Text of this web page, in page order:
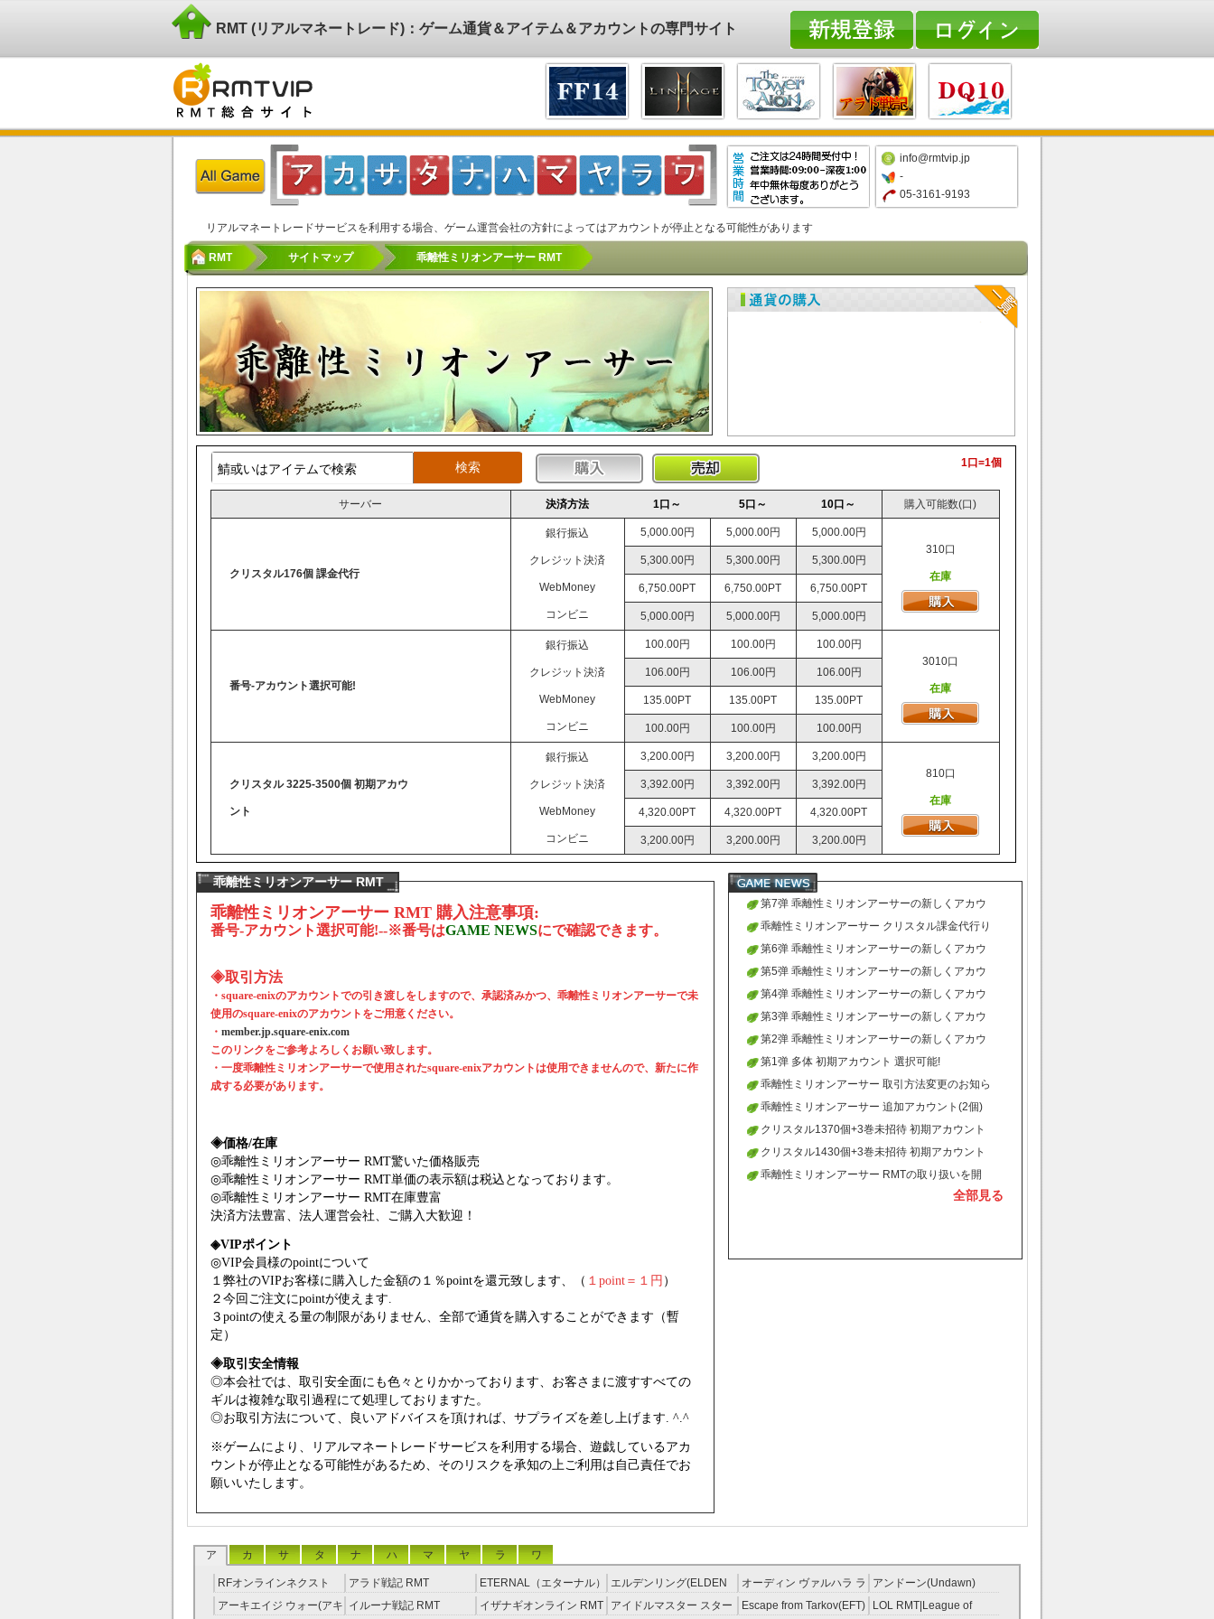
RMT (リアルマネートレード)：ゲーム通貨＆アイテム＆アカウントの専門サイト
info@rmtvip.jp
-
05-3161-9193
リアルマネートレードサービスを利用する場合、ゲーム運営会社の方針によってはアカウントが停止となる可能性があります
RMT サイトマップ 乖離性ミリオンアーサー RMT
1口=1個
サーバー 決済方法 1口～ 5口～ 10口～ 購入可能数(口)
クリスタル176個 課金代行
銀行振込
クレジット決済
WebMoney
コンビニ
5,000.00円 5,000.00円
5,000.00円
310口
在庫
5,300.00円 5,300.00円 5,300.00円
6,750.00PT 6,750.00PT 6,750.00PT
5,000.00円 5,000.00円 5,000.00円
番号-アカウント選択可能!
銀行振込
クレジット決済
WebMoney
コンビニ
100.00円 100.00円
100.00円
3010口
在庫
106.00円 106.00円 106.00円
135.00PT 135.00PT 135.00PT
100.00円 100.00円 100.00円
クリスタル 3225-3500個 初期アカウ
ント
銀行振込
クレジット決済
WebMoney
コンビニ
3,200.00円 3,200.00円
3,200.00円
810口
在庫
3,392.00円 3,392.00円 3,392.00円
4,320.00PT 4,320.00PT 4,320.00PT
3,200.00円 3,200.00円 3,200.00円
乖離性ミリオンアーサー RMT
乖離性ミリオンアーサー RMT 購入注意事項:
番号-アカウント選択可能!--※番号はGAME NEWSにで確認できます。
◈取引方法
・square-enixのアカウントでの引き渡しをしますので、承認済みかつ、乖離性ミリオンアーサーで未
使用のsquare-enixのアカウントをご用意ください。
・ member.jp.square-enix.com
このリンクをご参考よろしくお願い致します。
・一度乖離性ミリオンアーサーで使用されたsquare-enixアカウントは使用できませんので、新たに作
成する必要があります。
◈価格/在庫
◎乖離性ミリオンアーサー RMT驚いた価格販売
◎乖離性ミリオンアーサー RMT単価の表示額は税込となっております。
◎乖離性ミリオンアーサー RMT在庫豊富
決済方法豊富、法人運営会社、ご購入大歓迎！
◈VIPポイント
◎VIP会員様のpointについて
１弊社のVIPお客様に購入した金額の１％pointを還元致します、（ １point＝１円 ）
２今回ご注文にpointが使えます.
３pointの使える量の制限がありません、全部で通貨を購入することができます（暫
定）
◈取引安全情報
◎本会社では、取引安全面にも色々とりかかっております、お客さまに渡すすべての
ギルは複雑な取引過程にて処理しておりますた。
◎お取引方法について、良いアドバイスを頂ければ、サプライズを差し上げます. ^.^
※ゲームにより、リアルマネートレードサービスを利用する場合、遊戯しているアカ
ウントが停止となる可能性があるため、そのリスクを承知の上ご利用は自己責任でお
願いいたします。
第7弹 乖離性ミリオンアーサーの新しくアカウ
ント入荷が入り、販売始まりました。
乖離性ミリオンアーサー クリスタル課金代行り
扱いを開始致しました
第6弹 乖離性ミリオンアーサーの新しくアカウ
ント入荷が入り、販売始まりました。
第5弹 乖離性ミリオンアーサーの新しくアカウ
ント入荷が入り、販売始まりました。
第4弹 乖離性ミリオンアーサーの新しくアカウ
ント入荷が入り、販売始まりました。
第3弹 乖離性ミリオンアーサーの新しくアカウ
ント入荷が入り、販売始まりました。
第2弹 乖離性ミリオンアーサーの新しくアカウ
ント入荷が入り、販売始まりました。
第1弹 多体 初期アカウント 選択可能!
乖離性ミリオンアーサー 取引方法変更のお知ら
せ
乖離性ミリオンアーサー 追加アカウント(2個)
クリスタル1370個+3巻未招待 初期アカウント
クリスタル1430個+3巻未招待 初期アカウント
乖離性ミリオンアーサー RMTの取り扱いを開
全部見る
ア カ サ タ ナ ハ マ ヤ ラ ワ
RFオンラインネクスト
RMT
アラド戦記 RMT
ETERNAL（エターナル）
RMT
エルデンリング(ELDEN
RING) RMT
オーディン ヴァルハラ ラ
イジング RMT
アンドーン(Undawn)
RMT
アーキエイジ ウォー(アキ イルーナ戦記 RMT イザナギオンライン RMT
アイドルマスター スター
Escape from Tarkov(EFT)
LOL RMT|League of